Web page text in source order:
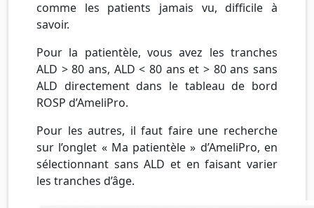
comme les patients jamais vu, difficile à
savoir.
Pour la patientèle, vous avez les tranches
ALD > 80 ans, ALD < 80 ans et > 80 ans sans
ALD directement dans le tableau de bord
ROSP d’AmeliPro.
Pour les autres, il faut faire une recherche
sur l’onglet « Ma patientèle » d’AmeliPro, en
sélectionnant sans ALD et en faisant varier
les tranches d’âge.